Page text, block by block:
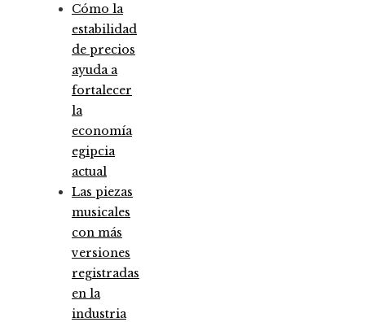
Cómo la
estabilidad
de precios
ayuda a
fortalecer
la
economía
egipcia
actual
Las piezas
musicales
con más
versiones
registradas
en la
industria